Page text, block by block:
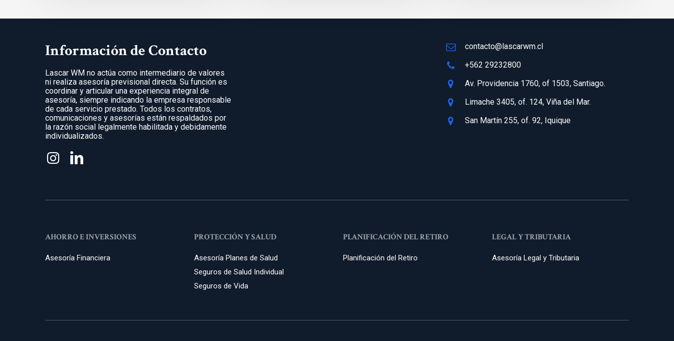
Información de Contacto
Lascar WM no actúa como intermediario de valores
ni realiza asesoría previsional directa. Su función es
coordinar y articular una experiencia integral de
asesoría, siempre indicando la empresa responsable
de cada servicio prestado. Todos los contratos,
comunicaciones y asesorías están respaldados por
la razón social legalmente habilitada y debidamente
individualizados.
contacto@lascarwm.cl
+562 29232800
Av. Providencia 1760, of 1503, Santiago.
Limache 3405, of. 124, Viña del Mar.
San Martín 255, of. 92, Iquique
AHORRO E INVERSIONES
Asesoría Financiera
PROTECCIÓN Y SALUD
Asesoría Planes de Salud
Seguros de Salud Individual
Seguros de Vida
PLANIFICACIÓN DEL RETIRO
Planificación del Retiro
LEGAL Y TRIBUTARIA
Asesoría Legal y Tributaria